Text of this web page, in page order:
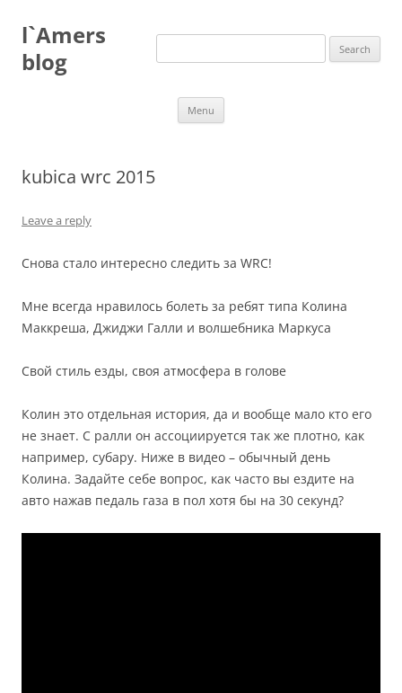
content
l`Amers
blog
Search
Menu
kubica wrc 2015
Leave a reply
Снова стало интересно следить за WRC!
Мне всегда нравилось болеть за ребят типа Колина
Маккреша, Джиджи Галли и волшебника Маркуса
Свой стиль езды, своя атмосфера в голове
Колин это отдельная история, да и вообще мало кто его
не знает. С ралли он ассоциируется так же плотно, как
например, субару. Ниже в видео – обычный день
Колина. Задайте себе вопрос, как часто вы ездите на
авто нажав педаль газа в пол хотя бы на 30 секунд?